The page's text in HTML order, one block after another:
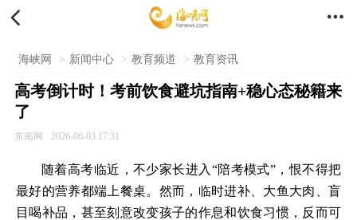
 
海峡网 > 新闻中心 > 教育频道 > 教育资讯
高考倒计时！考前饮食避坑指南+稳心态秘籍来
了
东南网 2026-06-03 17:31
随着高考临近，不少家长进入“陪考模式”，恨不得把
最好的营养都端上餐桌。然而，临时进补、大鱼大肉、盲
目喝补品，甚至刻意改变孩子的作息和饮食习惯，反而可